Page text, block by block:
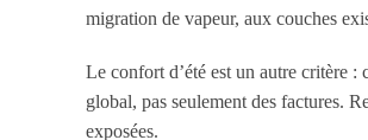
migration de vapeur, aux couches
Le confort d’été est un autre critère
global, pas seulement des factures.
exposées.